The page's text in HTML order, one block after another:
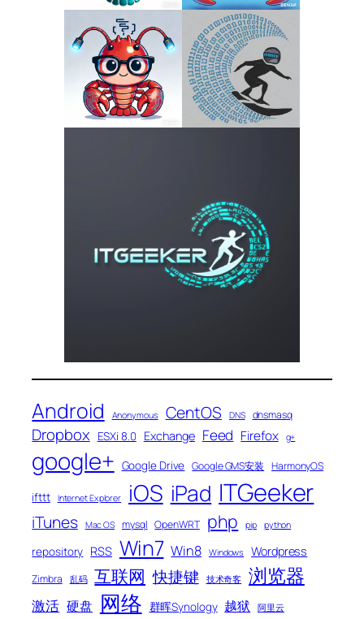
Android Anonymous CentOS DNS dnsmasq
Dropbox ESXi 8.0 Exchange Feed Firefox g+
google+ Google Drive Google GMS安装 HarmonyOS
ifttt Internet Explorer iOS iPad ITGeeker
iTunes Mac OS mysql OpenWRT php pip python
repository RSS Win7 Win8 Windows Wordpress
Zimbra 乱码 互联网 快捷键 技术奇客 浏览器
激活 硬盘 网络 群晖Synology 越狱 阿里云